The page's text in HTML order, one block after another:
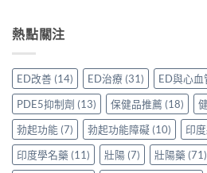
真
實
用
心
得〉
中
鑽〉
港
親
身
分
享
正
貨
渠
道
香
家
親
身
服
用
Levitra
的
真
鋼
50mg
格
要
多
少
才
合
理？
香
熱點關注
ED改善 (14) ED治療 (31) ED與心血
PDE5抑制劑 (13) 保健品推薦 (18)
勃起功能 (7) 勃起功能障礙 (10) 印
印度學名藥 (11) 壯陽 (7) 壯陽藥 (71)